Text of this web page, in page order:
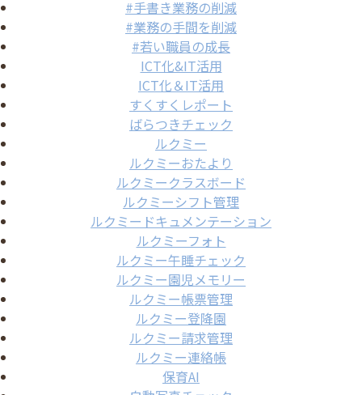
#手書き業務の削減
#業務の手間を削減
#若い職員の成長
ICT化&IT活用
ICT化＆IT活用
すくすくレポート
ばらつきチェック
ルクミー
ルクミーおたより
ルクミークラスボード
ルクミーシフト管理
ルクミードキュメンテーション
ルクミーフォト
ルクミー午睡チェック
ルクミー園児メモリー
ルクミー帳票管理
ルクミー登降園
ルクミー請求管理
ルクミー連絡帳
保育AI